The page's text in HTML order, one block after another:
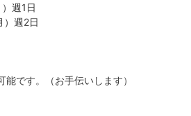
週1日
）週2日
能です。（お手伝いします）